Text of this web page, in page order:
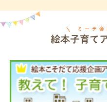
ミーテ
絵本子育て